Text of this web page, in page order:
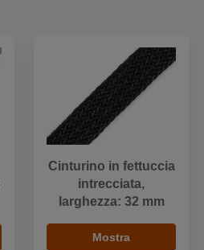
Cinturino in fettuccia
intrecciata,
larghezza: 32 mm
Mostra